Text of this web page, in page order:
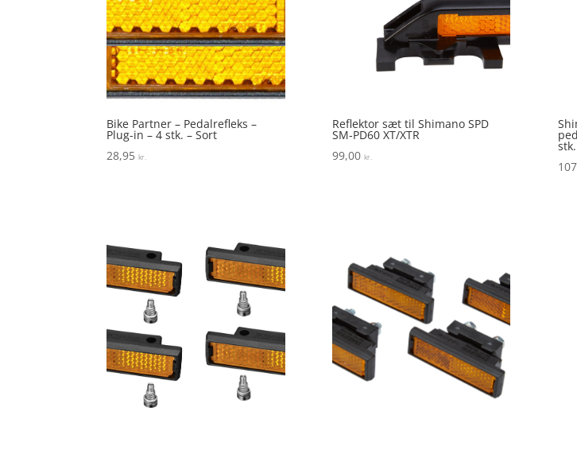
Bike Partner – Pedalrefleks –
Plug-in – 4 stk. – Sort
28,95kr.
Reflektor sæt til Shimano SPD
SM-PD60 XT/XTR
99,00 kr.
stk.